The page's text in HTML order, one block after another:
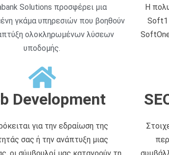
Solutions προσφέρει μια
γκάμα υπηρεσιών που βοηθούν
ολοκληρωμένων λύσεων
υποδομής.
Η
Soft1
Development
για την εδραίωση της
σας ή την ανάπτυξη μιας